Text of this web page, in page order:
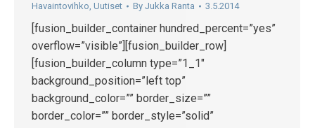
Havaintovihko, Uutiset By Jukka Ranta 3.5.2014
[fusion_builder_container hundred_percent=”yes”
overflow=”visible”][fusion_builder_row]
[fusion_builder_column type=”1_1″
background_position=”left top”
background_color=”” border_size=””
border_color=”” border_style=”solid”